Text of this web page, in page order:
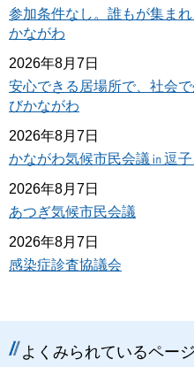
参加条件なし。誰もが集ま
かながわ
2026年8月7日
安心できる居場所で、社会
びかながわ
2026年8月7日
かながわ気候市民会議㏌逗
2026年8月7日
あつぎ気候市民会議
2026年8月7日
感染症診査協議会
よくみられているページ